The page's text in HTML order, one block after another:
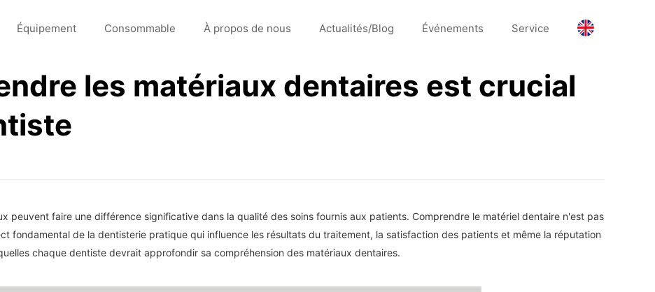
Équipement Consommable À propos de nous Actualités/Blog Événements Service
les matériaux dentaires est crucial
peuvent faire une différence significative dans la qualité des soins fournis aux patients. Comprendre le matériel dentaire n'est pas
fondamental de la dentisterie pratique qui influence les résultats du traitement, la satisfaction des patients et même la réputation
chaque dentiste devrait approfondir sa compréhension des matériaux dentaires.